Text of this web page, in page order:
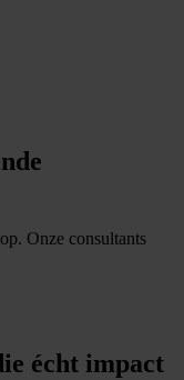
Onze consultants
écht impact